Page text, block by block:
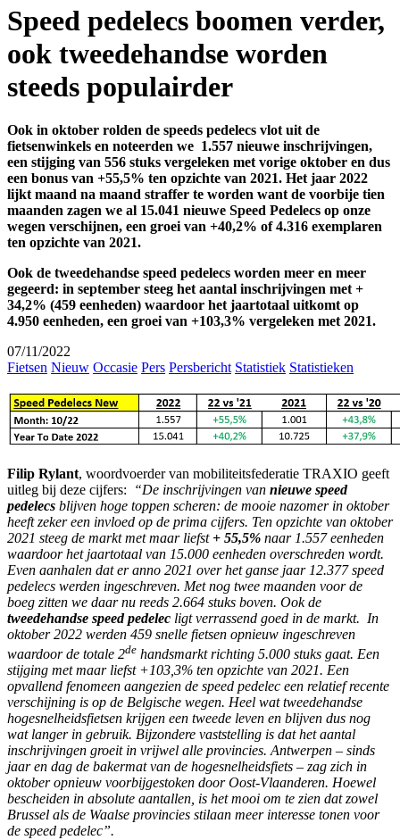
Speed pedelecs boomen verder,
ook tweedehandse worden
steeds populairder
Ook in oktober rolden de speeds pedelecs vlot uit de
fietsenwinkels en noteerden we 1.557 nieuwe inschrijvingen,
een stijging van 556 stuks vergeleken met vorige oktober en dus
een bonus van +55,5% ten opzichte van 2021. Het jaar 2022
lijkt maand na maand straffer te worden want de voorbije tien
maanden zagen we al 15.041 nieuwe Speed Pedelecs op onze
wegen verschijnen, een groei van +40,2% of 4.316 exemplaren
ten opzichte van 2021.
Ook de tweedehandse speed pedelecs worden meer en meer
gegeerd: in september steeg het aantal inschrijvingen met +
34,2% (459 eenheden) waardoor het jaartotaal uitkomt op
4.950 eenheden, een groei van +103,3% vergeleken met 2021.
07/11/2022
Fietsen Nieuw Occasie Pers Persbericht Statistiek Statistieken
Filip Rylant, woordvoerder van mobiliteitsfederatie TRAXIO geeft
uitleg bij deze cijfers:
“De inschrijvingen van nieuwe speed
pedelecs blijven hoge toppen scheren: de mooie nazomer in oktober
heeft zeker een invloed op de prima cijfers. Ten opzichte van oktober
2021 steeg de markt met maar liefst + 55,5% naar 1.557 eenheden
waardoor het jaartotaal van 15.000 eenheden overschreden wordt.
Even aanhalen dat er anno 2021 over het ganse jaar 12.377 speed
pedelecs werden ingeschreven. Met nog twee maanden voor de
boeg zitten we daar nu reeds 2.664 stuks boven. Ook de
tweedehandse speed pedelec ligt verrassend goed in de markt. In
oktober 2022 werden 459 snelle fietsen opnieuw ingeschreven
waardoor de totale 2de handsmarkt richting 5.000 stuks gaat. Een
stijging met maar liefst +103,3% ten opzichte van 2021. Een
opvallend fenomeen aangezien de speed pedelec een relatief recente
verschijning is op de Belgische wegen. Heel wat tweedehandse
hogesnelheidsfietsen krijgen een tweede leven en blijven dus nog
wat langer in gebruik. Bijzondere vaststelling is dat het aantal
inschrijvingen groeit in vrijwel alle provincies. Antwerpen – sinds
jaar en dag de bakermat van de hogesnelheidsfiets – zag zich in
oktober opnieuw voorbijgestoken door Oost-Vlaanderen. Hoewel
bescheiden in absolute aantallen, is het mooi om te zien dat zowel
Brussel als de Waalse provincies stilaan meer interesse tonen voor
de speed pedelec”.